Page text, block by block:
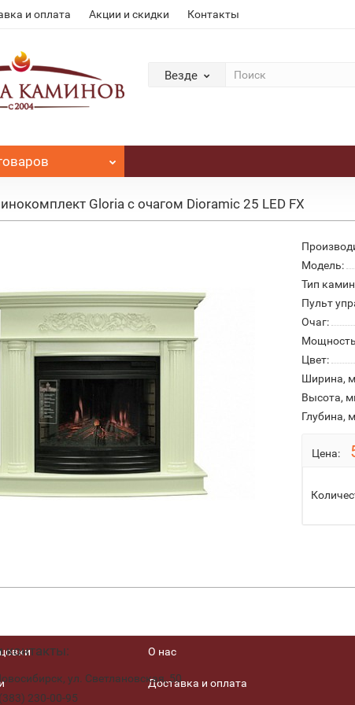
и оплата Акции и скидки Контакты
Везде
Gloria с очагом Dioramic 25 LED FX
Модель:
Тип
Пульт
Очаг:
Цвет:
Ширина,
Высота,
Глубина,
Цена:
ул. Светлановская, 50
230-00-95
О нас
Доставка и оплата